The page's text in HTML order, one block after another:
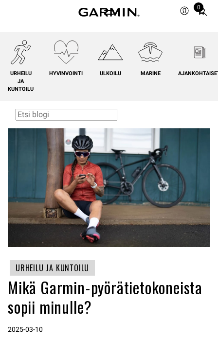
0
Total
0
URHEILU
JA
KUNTOILU
HYVINVOINTI ULKOILU MARINE
URHEILU JA KUNTOILU
Mikä Garmin-pyörätietokoneista
sopii minulle?
2025-03-10